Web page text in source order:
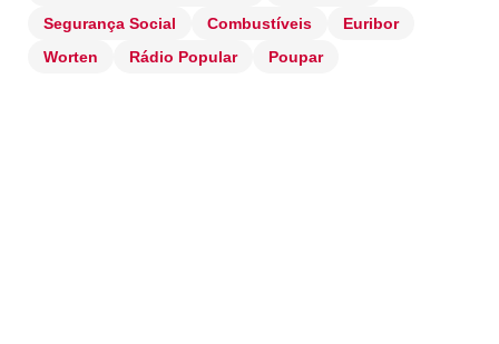
Segurança Social
Combustíveis
Euribor
Worten
Rádio Popular Poupar